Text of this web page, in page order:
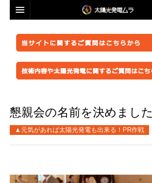
事業計画を立ててみましょう！
●グリーン投資減税
●再エネ法について
●これからの太陽光発電
●運用ノウハウ
●太陽光発電所経営
●自作キット
脱原発・太陽光推進に興味のある方へ
●お金が無くても太陽光推進！
業者選定に困ったら
パネル
架台販売
ABOUT US
お問い合わせ総合窓口
はじめての方へ
このサイトの使い方
太陽光発電ムラ・ポータルへ
懇親会の名前を決めました
▲元気があれば太陽光発電も出来る！PR作戦